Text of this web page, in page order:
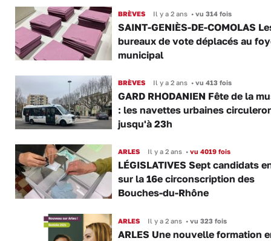
BRÈVES Il y a 2 ans •vu 314 fois
SAINT-GENIÈS-DE-COMOLAS
bureaux de vote déplacés au
municipal
BRÈVES Il y a 2 ans •vu 413 fois
GARD RHODANIEN Fête de la
: les navettes urbaines
jusqu'à 23h
ARLES Il y a 2 ans •vu 4019 fois
LÉGISLATIVES Sept candidats
sur la 16e circonscription des
Bouches-du-Rhône
ARLES Il y a 2 ans •vu 323 fois
ARLES Une nouvelle formation